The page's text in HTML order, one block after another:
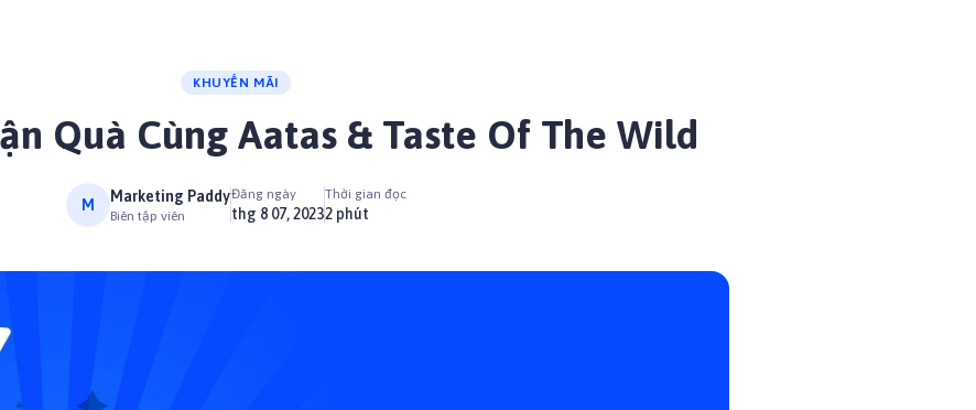
KHUYẾN MÃI
Quà Cùng Aatas & Taste Of The Wild
M Marketing Paddy
Biên tập viên
Đăng ngày
thg 8 07, 2023
Thời gian đọc
2 phút